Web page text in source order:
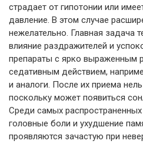
страдает от гипотонии или
давление. В этом случае
нежелательно. Главная задача
влияние раздражителей и
препараты с ярко выраженным
седативным действием,
и аналоги. После их приема
поскольку может появиться
Среди самых
головные боли и ухудшение
проявляются зачастую при